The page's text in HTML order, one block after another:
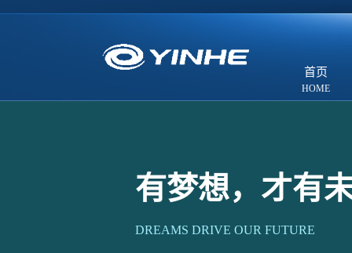
首页
有梦想，才有
DREAMS DRIVE OUR FUTURE